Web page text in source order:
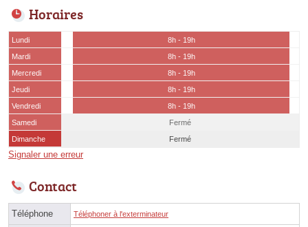
Horaires
Lundi
8h - 19h
Mardi
8h - 19h
Mercredi
8h - 19h
Jeudi
8h - 19h
Vendredi
8h - 19h
Samedi
Fermé
Dimanche
Fermé
Signaler une erreur
Contact
Téléphone Téléphoner à l'exterminateur